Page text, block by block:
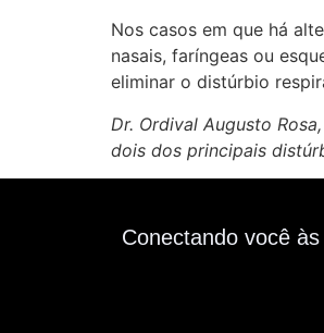
Nos casos em que há
nasais, faríngeas ou
eliminar o distúrbio
Dr. Ordival Augusto
dois dos principais
Conectando você